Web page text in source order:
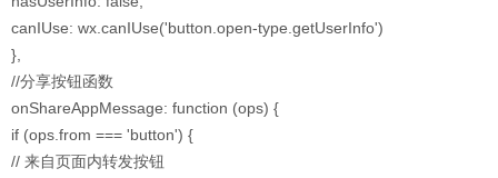
canIUse: wx.canIUse('button.open-type.getUserInfo')
},
//分享按钮函数
onShareAppMessage: function (ops) {
if (ops.from === 'button') {
// 来自页面内转发按钮